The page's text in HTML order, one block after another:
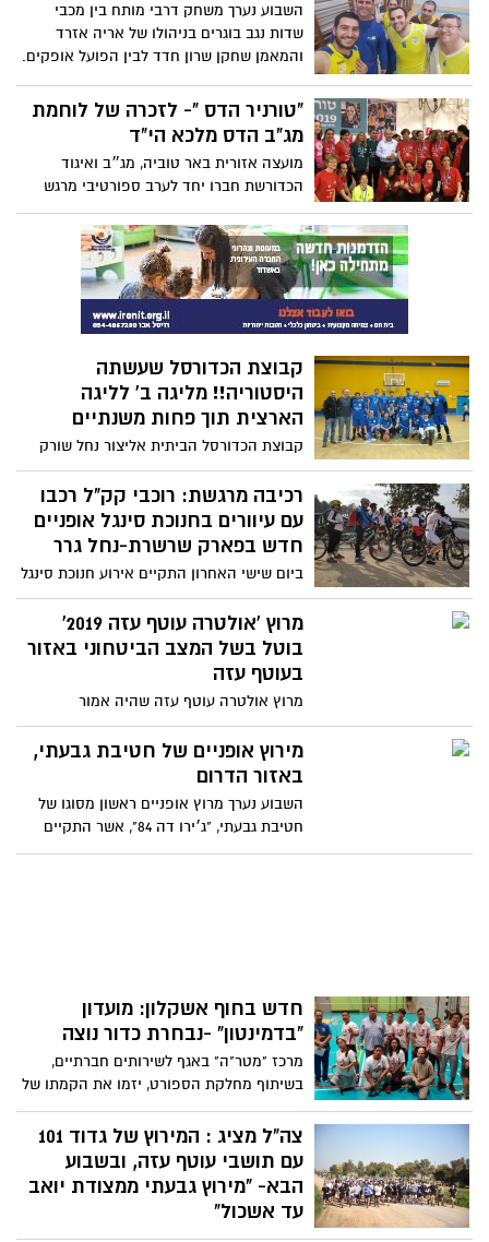
כשחלק מהאופק לייצר אפשרויות מקצועיות
לביה"ס לכדורגל ומי יודע, אולי להצמיח חלק
מדור העתיד של המועדון גם מחוץ לגבולות
השבוע נערך משחק דרבי מותח בין מכבי
שדות נגב בוגרים בניהולו של אריה אזרד
והמאמן שחקן שרון חדד לבין הפועל אופקים.
"טורניר הדס "- לזכרה של לוחמת
מג"ב הדס מלכא הי"ד
מועצה אזורית באר טוביה, מג״ב ואיגוד
הכדורשת חברו יחד לערב ספורטיבי מרגש
במיוחד לזכרה של לוחמת מג"ב הדס מלכא
הי"ד
קבוצת הכדורסל שעשתה
היסטוריה!! מליגה ב' לליגה
הארצית תוך פחות משנתיים
קבוצת הכדורסל הביתית אליצור נחל שורק
שדשדשה עד לפני שנתיים בליגה ג' העפילה
אמש בתוצאה 92- 82 על הפועל דימונה
במשחק מתוח ומכריע שבסופו הניצחון הקנה
לקבוצה באופן סופי את המקום הראשון
והעליה לליגה הארצית.
רכיבה מרגשת: רוכבי קק"ל רכבו
עם עיוורים בחנוכת סינגל אופניים
חדש בפארק שרשרת-נחל גרר
ביום שישי האחרון התקיים אירוע חנוכת סינגל
אופניים חדש של קרן קימת לישראל בפארק
שרשרת-נחל גרר. באירוע הרכיבה השתתפו
למעלה מ 150 רוכבים מכל הארץ. רגע השיא
ברכיבה היה כאשר קבוצת מתנדבים הרכיבו
באופניים מיוחדים אנשים עיוורים שהשתתפו
בחגיגה.
מרוץ 'אולטרה עוטף עזה 2019'
בוטל בשל המצב הביטחוני באזור
בעוטף עזה
מרוץ אולטרה עוטף עזה שהיה אמור
להתקיים זו הפעם השלישית בתאריך 3.4.2019
בוטל, המירוץ היה אמור להתקיים בשיתוף
אוגדת עזה, הקבוצה האתגרית של עוטף עזה
מירוץ אופניים של חטיבת גבעתי,
באזור הדרום
השבוע נערך מרוץ אופניים ראשון מסוגו של
חטיבת גבעתי, "ג׳ירו דה 84", אשר התקיים
בדרום הארץ ובמסגרתו כ- 1,100 לוחמים
חדש בחוף אשקלון: מועדון
"בדמינטון" -נבחרת כדור נוצה
מרכז "מטר"ה" באגף לשירותים חברתיים,
בשיתוף מחלקת הספורט, יזמו את הקמתו של
מועדון בדמינדטון (כדור נוצה) של חוף
אשקלון. מדובר ביוזמה שתשלב פעילות פנאי
וספורט לכל המשפחה ובקרוב, כאשר ייחנך
אולם הספורט בישוב באר גנים, תועבר
הפעילות מקיבוץ ניצנים אל הישוב המתפתח
צה"ל מציג : המירוץ של גדוד 101
עם תושבי עוטף עזה, ובשבוע
הבא- "מירוץ גבעתי ממצודת יואב
עד אשכול"